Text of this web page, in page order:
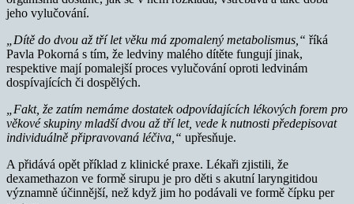
jeho vylučování.
„Dítě do dvou až tří let věku má zpomalený metabolismus,“ říká
Pavla Pokorná s tím, že ledviny malého dítěte fungují jinak,
respektive mají pomalejší proces vylučování oproti ledvinám
dospívajících či dospělých.
„Fakt, že zatím nemáme dostatek odpovídajících lékových forem pro
věkové skupiny mladší dvou až tří let, vede k nutnosti předepisovat
individuálně připravovaná léčiva,“ upřesňuje.
A přidává opět příklad z klinické praxe. Lékaři zjistili, že
dexamethazon ve formě sirupu je pro děti s akutní laryngitidou
významně účinnější, než když jim ho podávali ve formě čípku per